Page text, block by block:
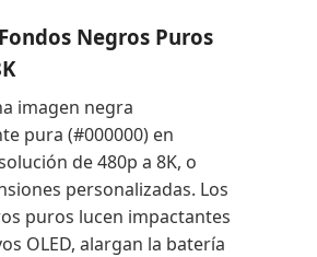
Negros Puros
imagen negra
pura (#000000) en
de 480p a 8K, o
personalizadas. Los
puros lucen impactantes
OLED, alargan la batería